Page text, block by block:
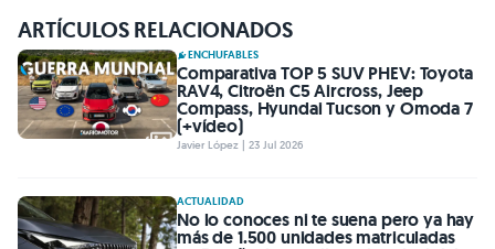
ARTÍCULOS RELACIONADOS
ENCHUFABLES
Comparativa TOP 5 SUV PHEV: Toyota
RAV4, Citroën C5 Aircross, Jeep
Compass, Hyundai Tucson y Omoda 7
(+vídeo)
Javier López | 23 Jul 2026
ACTUALIDAD
No lo conoces ni te suena pero ya hay
más de 1.500 unidades matriculadas